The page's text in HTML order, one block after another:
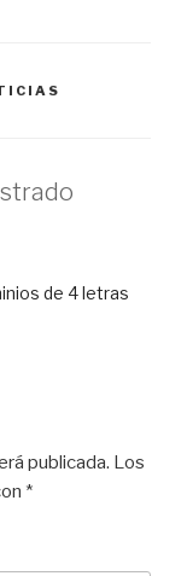
de 4 letras
publicada. Los
*